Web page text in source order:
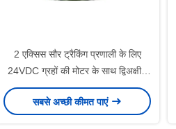
2 एक्सिस सौर ट्रैकिंग प्रणाली के लिए
24VDC ग्रहों की मोटर के साथ द्विअक्षीय
वर्म स्लीव ड्राइव
सबसे अच्छी कीमत पाएं